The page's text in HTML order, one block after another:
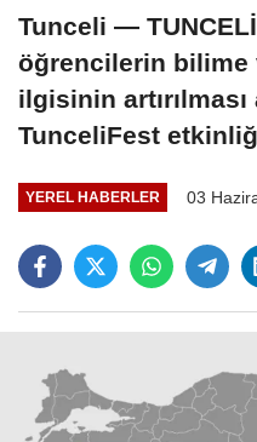
Tunceli —
öğrencilerin bilime
ilgisinin
TunceliFest
YEREL HABERLER 03